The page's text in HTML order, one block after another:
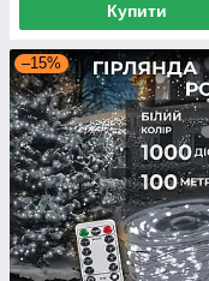
Купити
–15%